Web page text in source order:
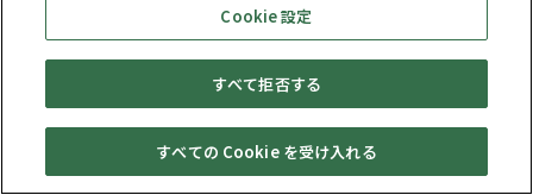
キャンペーン 店舗一覧 Web予約 買取情報 宅配買取
Cookie 設定
すべて拒否する
すべての Cookie を受け入れる